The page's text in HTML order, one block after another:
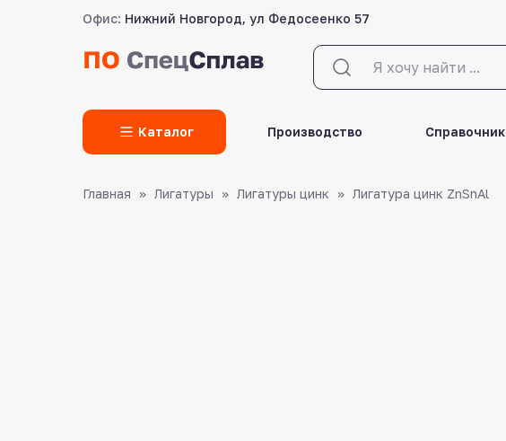
Офис: Нижний Новгород, ул Федосеенко 57
LET'S GO! Производство Справочник
Каталог
Главная Лигатуры Лигатуры цинк Лигатура цинк ZnSnAl